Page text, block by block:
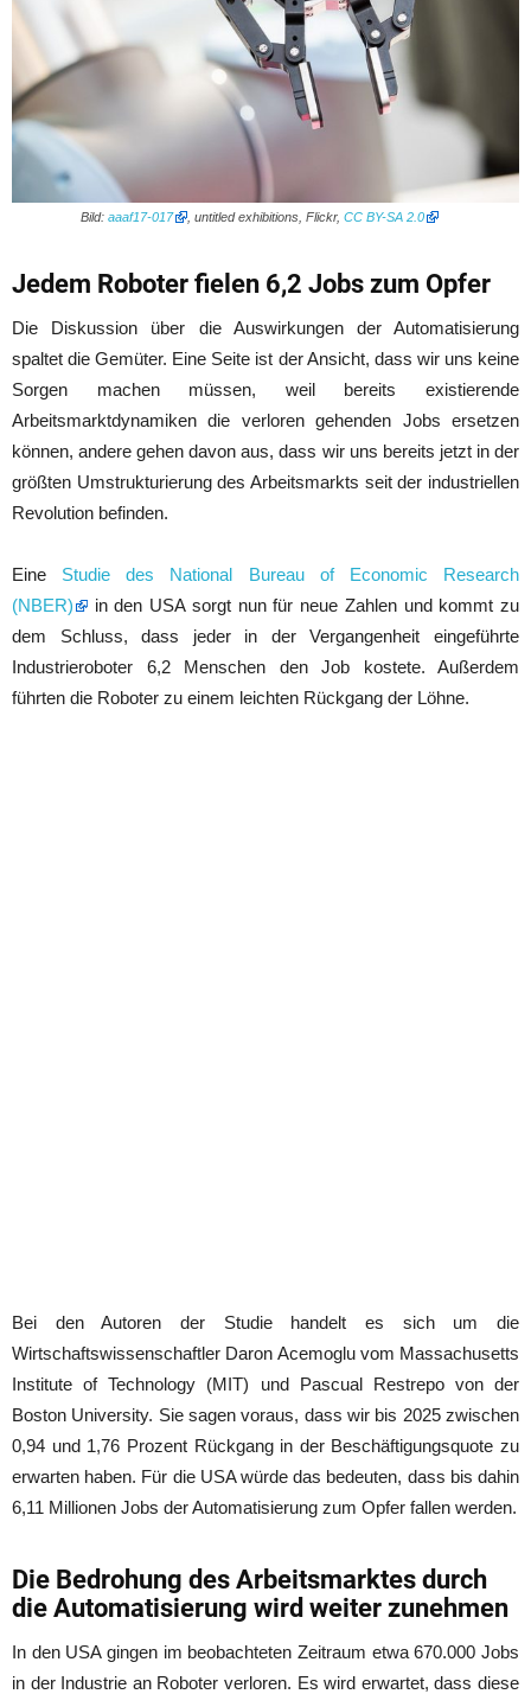
Bild: aaaf17-017 , untitled exhibitions, Flickr, CC BY-SA 2.0
Jedem Roboter fielen 6,2 Jobs zum Opfer
Die Diskussion über die Auswirkungen der Automatisierung
spaltet die Gemüter. Eine Seite ist der Ansicht, dass wir uns keine
Sorgen machen müssen, weil bereits existierende
Arbeitsmarktdynamiken die verloren gehenden Jobs ersetzen
können, andere gehen davon aus, dass wir uns bereits jetzt in der
größten Umstrukturierung des Arbeitsmarkts seit der industriellen
Revolution befinden.
Eine Studie des National Bureau of Economic Research
(NBER)
in den USA sorgt nun für neue Zahlen und kommt zu
dem Schluss, dass jeder in der Vergangenheit eingeführte
Industrieroboter 6,2 Menschen den Job kostete. Außerdem
führten die Roboter zu einem leichten Rückgang der Löhne.
Bei den Autoren der Studie handelt es sich um die
Wirtschaftswissenschaftler Daron Acemoglu vom Massachusetts
Institute of Technology (MIT) und Pascual Restrepo von der
Boston University. Sie sagen voraus, dass wir bis 2025 zwischen
0,94 und 1,76 Prozent Rückgang in der Beschäftigungsquote zu
erwarten haben. Für die USA würde das bedeuten, dass bis dahin
6,11 Millionen Jobs der Automatisierung zum Opfer fallen werden.
Die Bedrohung des Arbeitsmarktes durch
die Automatisierung wird weiter zunehmen
In den USA gingen im beobachteten Zeitraum etwa 670.000 Jobs
in der Industrie an Roboter verloren. Es wird erwartet, dass diese